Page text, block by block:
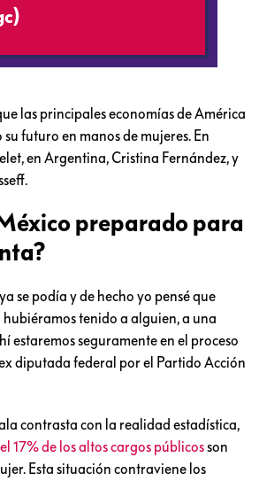
las principales economías de América
su futuro en manos de mujeres. En
en Argentina, Cristina Fernández, y
preparado para
se podía y de hecho yo pensé que
hubiéramos tenido a alguien, a una
estaremos seguramente en el proceso
diputada federal por el Partido Acción
contrasta con la realidad estadística,
17% de los altos cargos públicosson
Esta situación contraviene los